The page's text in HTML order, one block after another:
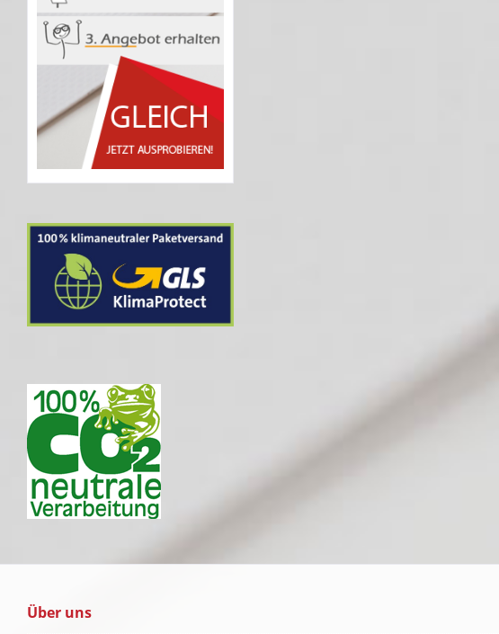
Über uns